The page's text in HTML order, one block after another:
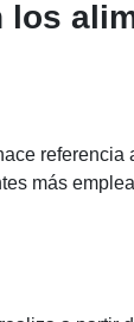
los
más